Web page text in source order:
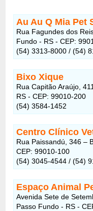
Au Au Q Mia Pet
Rua Fagundes dos
Fundo - RS - CEP:
(54) 3313-8000 / (54)
Bixo Xique
Rua Capitão Araújo,
RS - CEP: 99010-200
(54) 3584-1452
Centro Clínico
Rua Paissandú, 346 –
CEP: 99010-100
(54) 3045-4544 / (54)
Espaço Animal
Avenida Sete de
Passo Fundo - RS -